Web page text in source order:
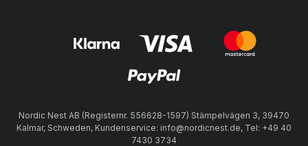
Nordic Nest AB (Registernr. 556628-1597) Stämpelvägen 3, 39470
Kalmar, Schweden, Kundenservice: info@nordicnest.de, Tel: +49 40
7430 3734